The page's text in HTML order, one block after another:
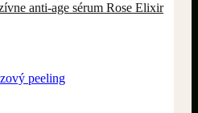
anti-age sérum Rose Elixir